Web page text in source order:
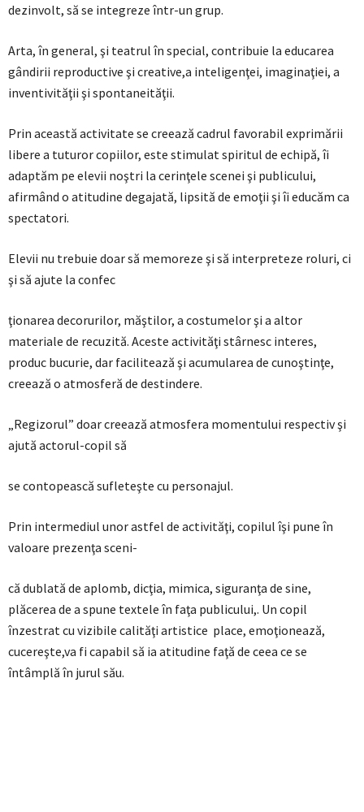
dezinvolt, să se integreze într-un grup.
Arta, în general, şi teatrul în special, contribuie la educarea
gândirii reproductive şi creative,a inteligenţei, imaginaţiei, a
inventivităţii şi spontaneităţii.
Prin această activitate se creează cadrul favorabil exprimării
libere a tuturor copiilor, este stimulat spiritul de echipă, îi
adaptăm pe elevii noştri la cerinţele scenei şi publicului,
afirmând o atitudine degajată, lipsită de emoţii şi îi educăm ca
spectatori.
Elevii nu trebuie doar să memoreze şi să interpreteze roluri, ci
şi să ajute la confec
ţionarea decorurilor, măştilor, a costumelor şi a altor
materiale de recuzită. Aceste activităţi stârnesc interes,
produc bucurie, dar facilitează şi acumularea de cunoştinţe,
creează o atmosferă de destindere.
„Regizorul” doar creează atmosfera momentului respectiv şi
ajută actorul-copil să
se contopească sufleteşte cu personajul.
Prin intermediul unor astfel de activităţi, copilul îşi pune în
valoare prezenţa sceni-
că dublată de aplomb, dicţia, mimica, siguranţa de sine,
plăcerea de a spune textele în faţa publicului,. Un copil
înzestrat cu vizibile calităţi artistice place, emoţionează,
cucereşte,va fi capabil să ia atitudine faţă de ceea ce se
întâmplă în jurul său.